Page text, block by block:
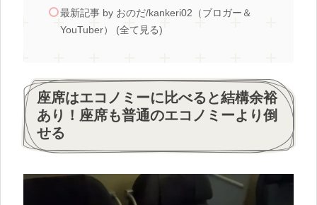
最新記事 by おのだ/kankeri02（ブロガー＆
YouTuber） (全て見る)
座席はエコノミーに比べると結構余裕
あり！座席も普通のエコノミーより倒
せる